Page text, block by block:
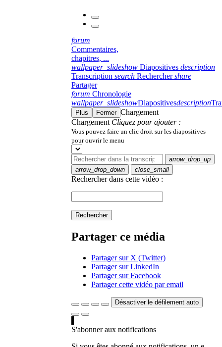
forum
Commentaires,
chapitres, ...
wallpaper_slideshow Diapositives description
Transcription search Rechercher share
Partager
forum Chronologie
wallpaper_slideshowDiapositivesdescription
Plus Fermer Chargement
Chargement Cliquez pour ajouter :
Vous pouvez faire un clic droit sur les diapositives
pour ouvrir le menu
arrow_drop_up
arrow_drop_down
close_small
Rechercher dans cette vidéo :
Rechercher
Partager ce média
Partager sur X (Twitter)
Partager sur LinkedIn
Partager sur Facebook
Partager cette vidéo par email
Désactiver le défilement auto
S'abonner aux notifications